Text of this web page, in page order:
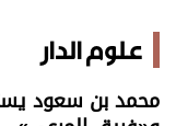
اقتصادعلوم الدار
محمد بن سعود